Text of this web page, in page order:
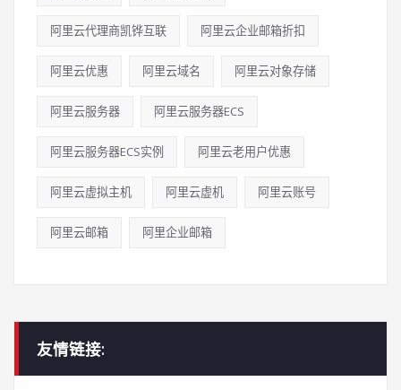
阿里云代理商凯铧互联 阿里云企业邮箱折扣
阿里云优惠 阿里云域名 阿里云对象存储
阿里云服务器 阿里云服务器ECS
阿里云服务器ECS实例 阿里云老用户优惠
阿里云虚拟主机 阿里云虚机 阿里云账号
阿里云邮箱 阿里企业邮箱
友情链接: